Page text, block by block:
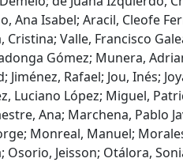
Ana Isabel; Aracil, Cleofe
Valle, Francisco
Gómez; Munera,
Rafael; Jou, Inés;
Luciano López; Miguel,
Ana; Marchena, Pablo
Monreal, Manuel;
Jeisson; Otálora,